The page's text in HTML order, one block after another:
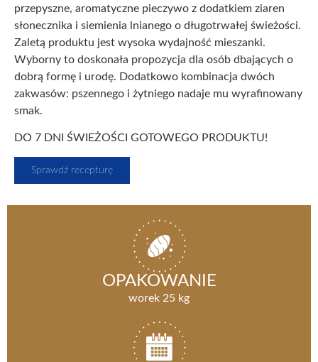
przepyszne, aromatyczne pieczywo z dodatkiem ziaren
słonecznika i siemienia lnianego o długotrwałej świeżości.
Zaletą produktu jest wysoka wydajność mieszanki.
Wyborny to doskonała propozycja dla osób dbających o
dobrą formę i urodę. Dodatkowo kombinacja dwóch
zakwasów: pszennego i żytniego nadaje mu wyrafinowany
smak.
DO 7 DNI ŚWIEŻOŚCI GOTOWEGO PRODUKTU!
Sprawdź recepturę
OPAKOWANIE
worek 25 kg